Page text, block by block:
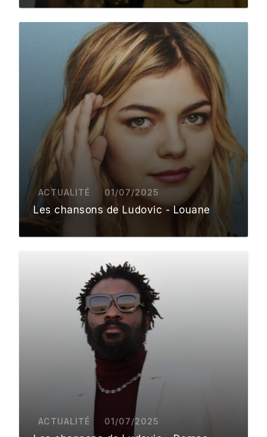
ACTUALITÉ 01/07/2025
Les chansons de Ludovic - Louane
ACTUALITÉ 01/07/2025